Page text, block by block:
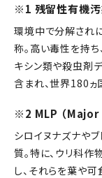
※1 残留性有機汚
環境中で分解され
称。高い毒性を持
キシン類や殺虫剤デ
含まれ、世界180
※2 MLP （
シロイヌナズナや
質。特に、ウリ科
し、それらを葉や